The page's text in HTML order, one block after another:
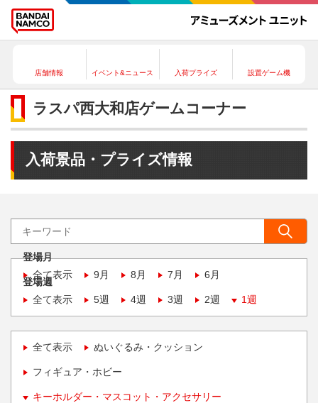
店舗情報 イベント&ニュース 入荷プライズ 設置ゲーム機
ラスパ西大和店ゲームコーナー
入荷景品・プライズ情報
登場月
全て表示
9月 8月 7月 6月
登場週
全て表示
5週 4週 3週 2週 1週
全て表示 ぬいぐるみ・クッション
フィギュア・ホビー
キーホルダー・マスコット・アクセサリー